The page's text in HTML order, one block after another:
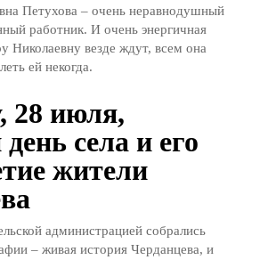
Петухова – очень неравнодушный
работник. И очень энергичная
Николаевну везде ждут, всем она
ей некогда.
28 июля,
села и его
жители
администрацией собрались
– живая история Черданцева, и